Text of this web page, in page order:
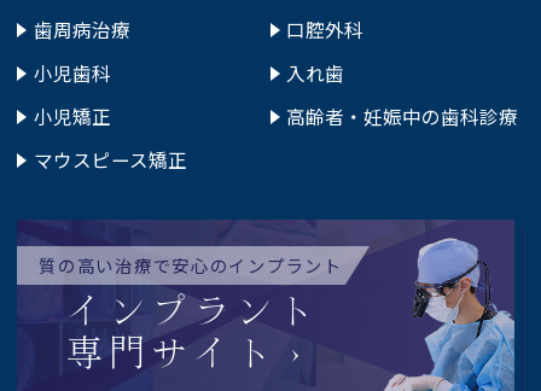
歯周病治療
小児歯科
小児矯正
マウスピース矯正
口腔外科
入れ歯
高齢者・妊娠中の歯科診療
質の高い治療で安心のインプラント
インプラント
専門サイト